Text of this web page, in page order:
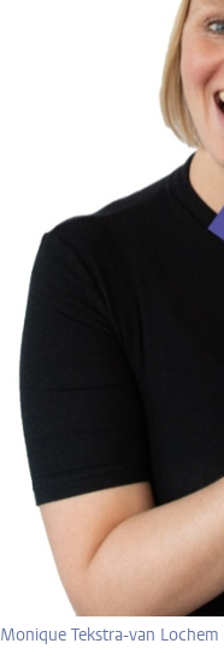
Monique Tekstra-van Lochem